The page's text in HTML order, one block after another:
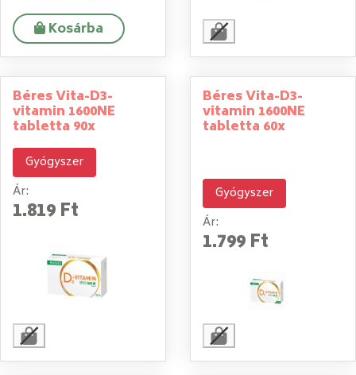
Kosárba
Béres Vita-D3-
vitamin 1600NE
tabletta 90x
Gyógyszer
Ár:
1.819 Ft
Béres Vita-D3-
vitamin 1600NE
tabletta 60x
Gyógyszer
Ár:
1.799 Ft